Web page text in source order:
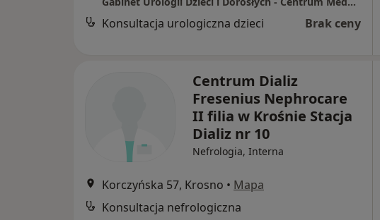
Konsultacja urologiczna dzieci Brak ceny
Centrum Dializ
Fresenius Nephrocare
II filia w Krośnie Stacja
Dializ nr 10
Nefrologia, Interna
Korczyńska 57, Krosno • Mapa
Konsultacja nefrologiczna